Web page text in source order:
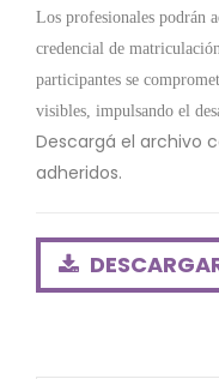
Los profesionales podrán
credencial de
participantes se
visibles, impulsando el
Descargá el archivo
adheridos.